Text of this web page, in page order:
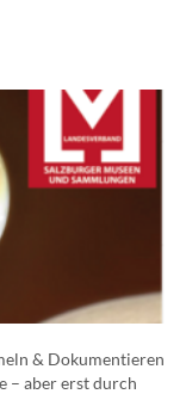
& Dokumentieren
– aber erst durch